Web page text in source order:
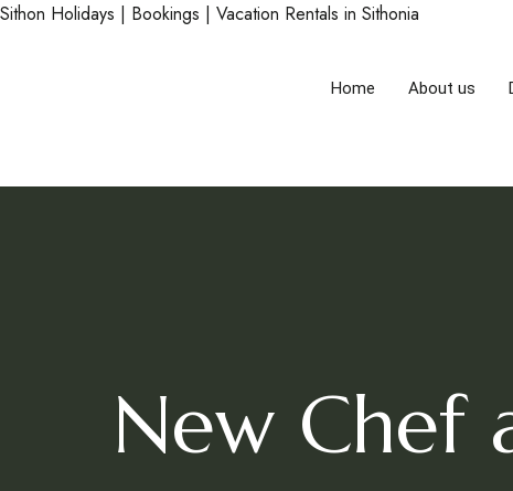
Sithon Holidays | Bookings | Vacation Rentals in Sithonia
Home About us
New Chef